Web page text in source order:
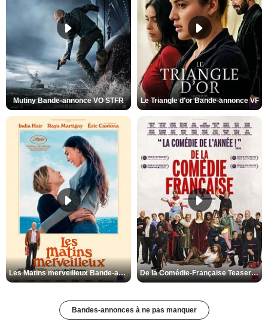
Mutiny Bande-annonce VO STFR Le Triangle d'or Bande-annonce VF
Les Matins merveilleux Bande-annonce VF De la Comédie-Française Teaser VF
Bandes-annonces à ne pas manquer